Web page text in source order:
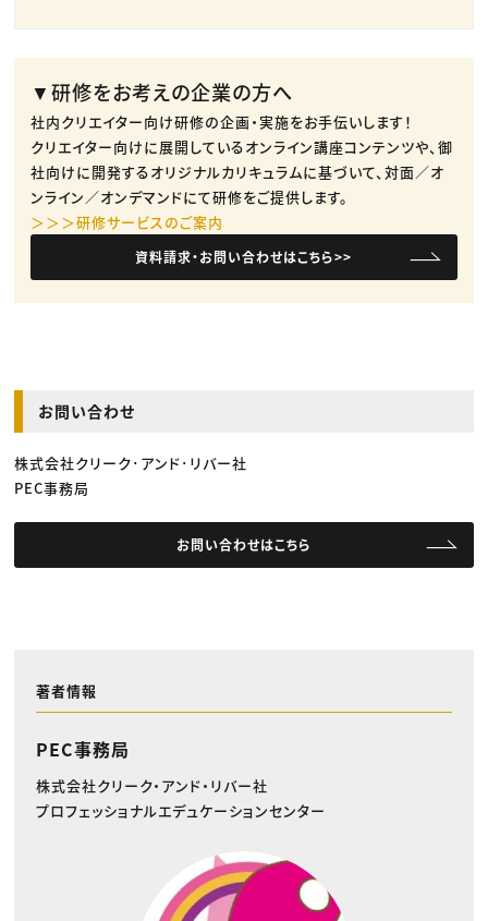
▼研修をお考えの企業の方へ
社内クリエイター向け研修の企画・実施をお手伝いします！
クリエイター向けに展開しているオンライン講座コンテンツや、御
社向けに開発するオリジナルカリキュラムに基づいて、対面／オ
ンライン／オンデマンドにて研修をご提供します。
＞＞＞研修サービスのご案内
資料請求・お問い合わせはこちら>>
お問い合わせ
株式会社クリーク･アンド･リバー社
PEC事務局
お問い合わせはこちら
著者情報
PEC事務局
株式会社クリーク・アンド・リバー社
プロフェッショナルエデュケーションセンター